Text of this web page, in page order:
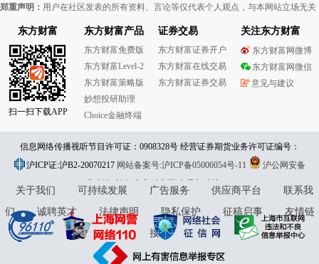
郑重声明： 用户在社区发表的所有资料、言论等仅代表个人观点，与本网站立场无
东方财富
扫一扫下载APP
东方财富产品
东方财富免费版
东方财富Level-2
东方财富策略版
妙想投研助理
Choice金融终端
证券交易
东方财富证券开户
东方财富在线交易
东方财富证券交易
关注东方财富
东方财富网微博
东方财富网微信
意见与建议
信息网络传播视听节目许可证：0908328号 经营证券期货业务许可证编号：
913101046312860336 违法和不良信息举报:021-61278686 举报邮箱：
jubao@eastmoney.com
沪ICP证:沪B2-20070217 网站备案号:沪ICP备05006054号-11
沪公网安备
31010402000120号版权所有:东方财富网意见与建议:4000300059/952500
关于我们 可持续发展 广告服务 供应商平台
联系我
们
诚聘英才 法律声明 隐私保护 征稿启事
友情链
接